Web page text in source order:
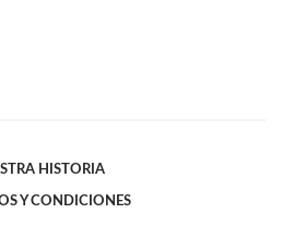
HISTORIA
Y CONDICIONES